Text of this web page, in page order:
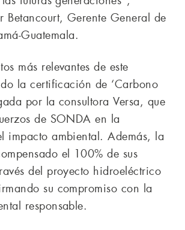
Betancourt, Gerente General de
Guatemala.
más relevantes de este
la certificación de ‘Carbono
por la consultora Versa, que
de SONDA en la
impacto ambiental. Además, la
el 100% de sus
del proyecto hidroeléctrico
su compromiso con la
responsable.